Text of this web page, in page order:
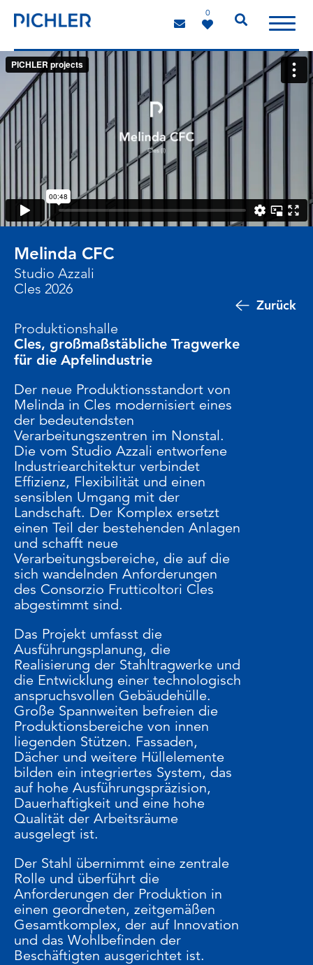
0
Zurück
Melinda CFC
Studio Azzali
Cles 2026
Produktionshalle
Cles, großmaßstäbliche Tragwerke
für die Apfelindustrie
Der neue Produktionsstandort von
Melinda in Cles modernisiert eines
der bedeutendsten
Verarbeitungszentren im Nonstal.
Die vom Studio Azzali entworfene
Industriearchitektur verbindet
Effizienz, Flexibilität und einen
sensiblen Umgang mit der
Landschaft. Der Komplex ersetzt
einen Teil der bestehenden Anlagen
und schafft neue
Verarbeitungsbereiche, die auf die
sich wandelnden Anforderungen
des Consorzio Frutticoltori Cles
abgestimmt sind.
Das Projekt umfasst die
Ausführungsplanung, die
Realisierung der Stahltragwerke und
die Entwicklung einer technologisch
anspruchsvollen Gebäudehülle.
Große Spannweiten befreien die
Produktionsbereiche von innen
liegenden Stützen. Fassaden,
Dächer und weitere Hüllelemente
bilden ein integriertes System, das
auf hohe Ausführungspräzision,
Dauerhaftigkeit und eine hohe
Qualität der Arbeitsräume
ausgelegt ist.
Der Stahl übernimmt eine zentrale
Rolle und überführt die
Anforderungen der Produktion in
einen geordneten, zeitgemäßen
Gesamtkomplex, der auf Innovation
und das Wohlbefinden der
Beschäftigten ausgerichtet ist.